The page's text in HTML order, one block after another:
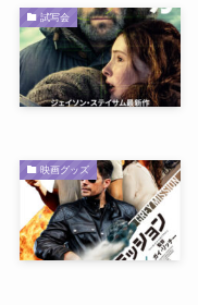
試写会
映画グッズ